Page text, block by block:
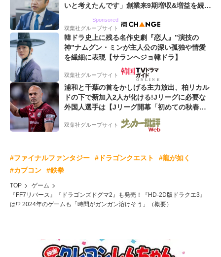
いと考えたんです」創業来9期増収&増益を続け
Sponsored
双葉社グループサイト
韓ドラ史上に残る名作史劇『恋人』”演技の
神”ナムグン・ミンが主人公の深い孤独や情愛
を繊細に表現【サランヘジョ韓ドラ】
双葉社グループサイト
浦和と千葉の首をかしげる主力放出、柏リカル
ドの下で新加入2人が化ける!Jリーグに必要な
外国人選手は【Jリーグ開幕「初めての秋春
双葉社グループサイト
#ファイナルファンタジー #ドラゴンクエスト
#龍が如く
#カプコン
#鉄拳
TOP
ゲーム
『FF7リバース』『ドラゴンズドグマ2』も発売！『HD-2D版ドラクエ3』
は!? 2024年のゲームも「時間がガンガン溶けそう」（概要）